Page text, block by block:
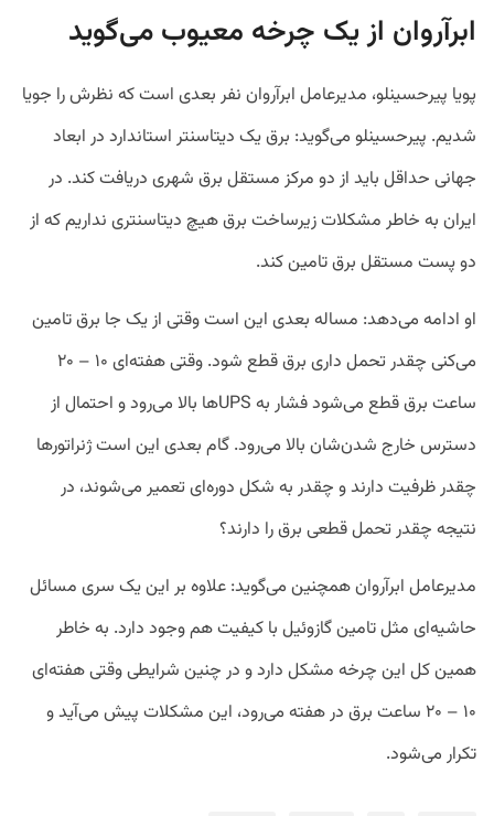
ابرآروان از یک چرخه معیوب می‌گوید
پویا پیرحسینلو، مدیرعامل ابرآروان نفر بعدی است که نظرش را جویا
شدیم. پیرحسینلو می‌گوید: برق یک دیتاسنتر استاندارد در ابعاد
جهانی حداقل باید از دو مرکز مستقل برق شهری دریافت کند. در
ایران به خاطر مشکلات زیرساخت برق هیچ دیتاسنتری نداریم که از
دو پست مستقل برق تامین کند.
او ادامه می‌دهد: مساله بعدی این است وقتی از یک جا برق تامین
می‌کنی چقدر تحمل داری برق قطع شود. وقتی هفته‌ای ۱۰ – ۲۰
ساعت برق قطع می‌شود فشار به UPSها بالا می‌رود و احتمال از
دسترس خارج شدن‌شان بالا می‌رود. گام بعدی این است ژنراتورها
چقدر ظرفیت دارند و چقدر به شکل دوره‌ای تعمیر می‌شوند، در
نتیجه چقدر تحمل قطعی برق را دارند؟
مدیرعامل ابرآروان همچنین می‌گوید: علاوه بر این یک سری مسائل
حاشیه‌ای مثل تامین گازوئیل با کیفیت هم وجود دارد. به خاطر
همین کل این چرخه مشکل دارد و در چنین شرایطی وقتی هفته‌ای
۱۰ – ۲۰ ساعت برق در هفته می‌رود، این مشکلات پیش می‌آید و
تکرار می‌شود.